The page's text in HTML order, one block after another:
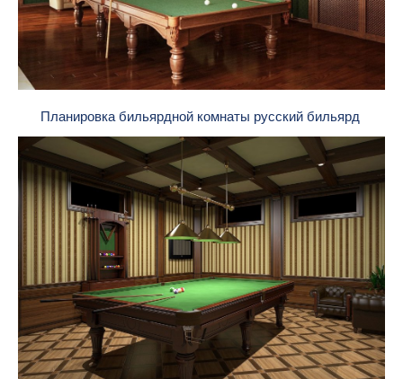
Планировка бильярдной комнаты русский бильярд